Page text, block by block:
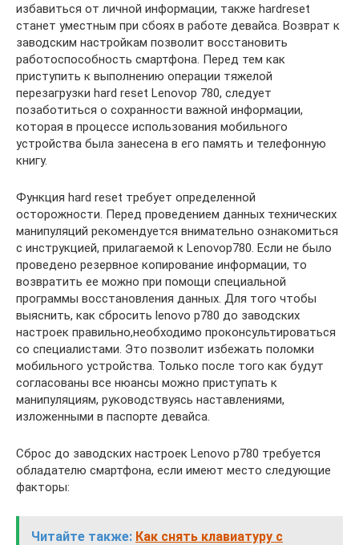
избавиться от личной информации, также hardreset
станет уместным при сбоях в работе девайса. Возврат к
заводским настройкам позволит восстановить
работоспособность смартфона. Перед тем как
приступить к выполнению операции тяжелой
перезагрузки hard reset Lenovop 780, следует
позаботиться о сохранности важной информации,
которая в процессе использования мобильного
устройства была занесена в его память и телефонную
книгу.
Функция hard reset требует определенной
осторожности. Перед проведением данных технических
манипуляций рекомендуется внимательно ознакомиться
с инструкцией, прилагаемой к Lenovop780. Если не было
проведено резервное копирование информации, то
возвратить ее можно при помощи специальной
программы восстановления данных. Для того чтобы
выяснить, как сбросить lenovo p780 до заводских
настроек правильно,необходимо проконсультироваться
со специалистами. Это позволит избежать поломки
мобильного устройства. Только после того как будут
согласованы все нюансы можно приступать к
манипуляциям, руководствуясь наставлениями,
изложенными в паспорте девайса.
Сброс до заводских настроек Lenovo p780 требуется
обладателю смартфона, если имеют место следующие
факторы:
Читайте также: Как снять клавиатуру с